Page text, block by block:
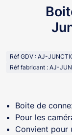
Réf GDV : AJ-
Réf fabricant : AJ-
Boite de
Pour les
Convient pour